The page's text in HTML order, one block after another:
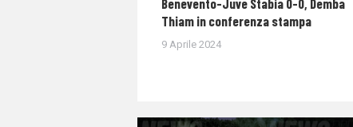
Benevento-Juve Stabia 0-0, Demba
Thiam in conferenza stampa
9 Aprile 2024